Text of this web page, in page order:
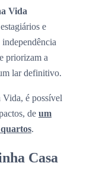
Vida
e
priorizam a
lar definitivo.
é possível
de um
.
Casa